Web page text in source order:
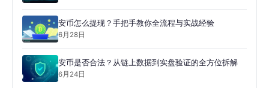
安币怎么提现？手把手教你全流程与实战经验
6月28日
安币是否合法？从链上数据到实盘验证的全方位拆解
6月24日